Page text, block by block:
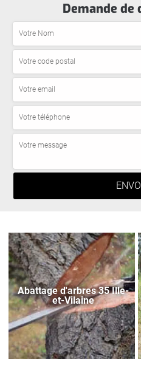
Demande
Abattage d'arbres 35 Ille-
et-Vilaine